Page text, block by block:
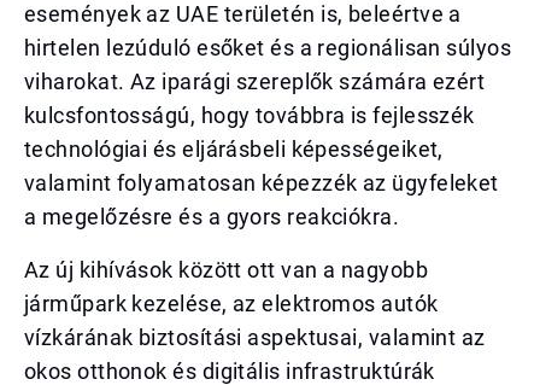
események az UAE területén is, beleértve a
hirtelen lezúduló esőket és a regionálisan súlyos
viharokat. Az iparági szereplők számára ezért
kulcsfontosságú, hogy továbbra is fejlesszék
technológiai és eljárásbeli képességeiket,
valamint folyamatosan képezzék az ügyfeleket
a megelőzésre és a gyors reakciókra.
Az új kihívások között ott van a nagyobb
járműpark kezelése, az elektromos autók
vízkárának biztosítási aspektusai, valamint az
okos otthonok és digitális infrastruktúrák